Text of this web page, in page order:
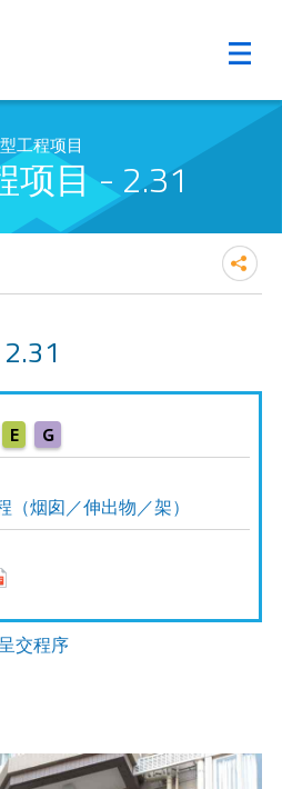
工程项目
项目 - 2.31
E G
烟囱／伸出物／架）
呈交程序